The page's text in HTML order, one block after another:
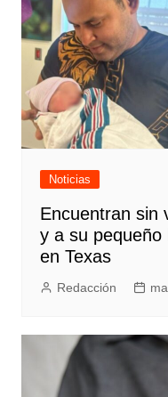
Noticias
Encuentran sin
y a su pequeño
en Texas
Redacción